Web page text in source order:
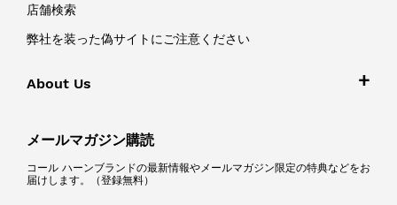
店舗検索
弊社を装った偽サイトにご注意ください
About Us
メールマガジン購読
コール ハーンブランドの最新情報やメールマガジン限定の特典などをお
届けします。（登録無料）